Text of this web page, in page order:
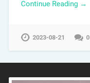
Continue Reading →
2023-08-21 0